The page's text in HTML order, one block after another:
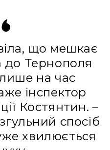
що мешкає
до Тернополя
на час
інспектор
Костянтин. –
спосіб
хвилюється